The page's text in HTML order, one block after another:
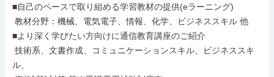
■自己のペースで取り組める学習教材の提供(eラーニング)
■より深く学びたい方向けに通信教育講座のご紹介
ル、